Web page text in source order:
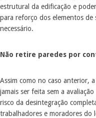
estrutural da edificação e
para reforço dos elementos de
necessário.
Não retire paredes por
Assim como no caso anterior,
jamais ser feita sem a
risco da desintegração
trabalhadores e moradores do